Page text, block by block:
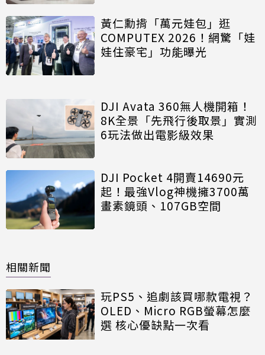
黃仁勳揹「萬元娃包」逛
COMPUTEX 2026！網驚「娃
娃住豪宅」功能曝光
DJI Avata 360無人機開箱！
8K全景「先飛行後取景」實測
6玩法做出電影級效果
DJI Pocket 4開賣14690元
起！最強Vlog神機擁3700萬
畫素鏡頭、107GB空間
相關新聞
玩PS5、追劇該買哪款電視？
OLED、Micro RGB螢幕怎麼
選 核心優缺點一次看